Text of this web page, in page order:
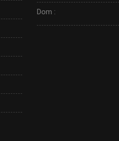
Dom :